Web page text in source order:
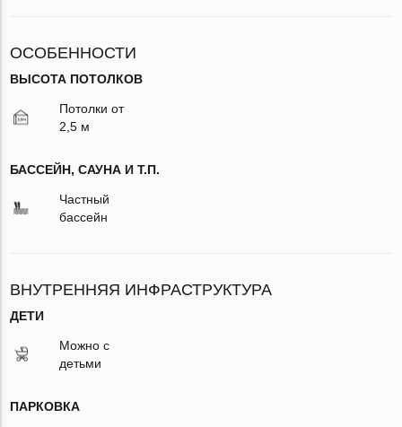
ОСОБЕННОСТИ
ВЫСОТА ПОТОЛКОВ
Потолки от
2,5 м
БАССЕЙН, САУНА И Т.П.
Частный
бассейн
ВНУТРЕННЯЯ ИНФРАСТРУКТУРА
ДЕТИ
Можно с
детьми
ПАРКОВКА